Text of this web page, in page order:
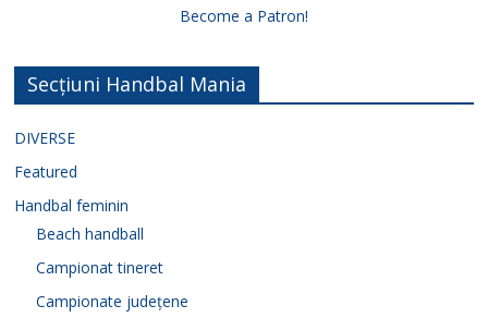
Become a Patron!
Secțiuni Handbal Mania
DIVERSE
Featured
Handbal feminin
Beach handball
Campionat tineret
Campionate județene